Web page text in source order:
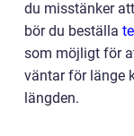
du misstänker
bör du beställa
som möjligt för
väntar för länge
längden.